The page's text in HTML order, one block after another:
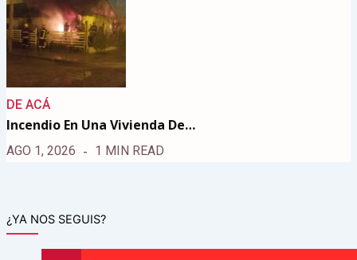
DE ACÁ
Incendio En Una Vivienda De…
AGO 1, 2026 1 MIN READ
¿YA NOS SEGUIS?